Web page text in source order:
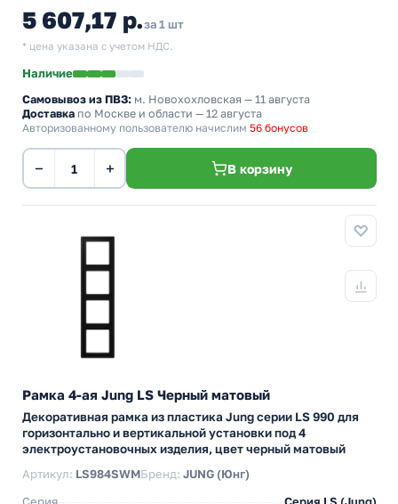
5 607,17 р.за 1 шт
* цена указана с учетом НДС.
Наличие
Самовывоз из ПВЗ: м. Новохохловская — 11 августа
Доставка по Москве и области — 12 августа
Авторизованному пользователю начислим 56 бонусов
− + В корзину
Рамка 4-ая Jung LS Черный матовый
Декоративная рамка из пластика Jung серии LS 990 для
горизонтально и вертикальной установки под 4
электроустановочных изделия, цвет черный матовый
Артикул: LS984SWMБренд: JUNG (Юнг)